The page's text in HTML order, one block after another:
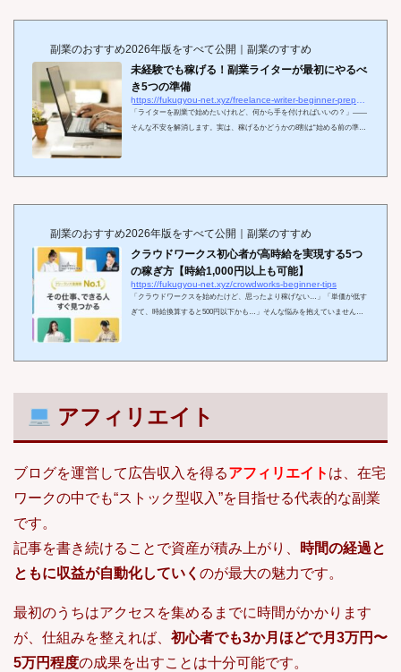
副業のおすすめ2026年版をすべて公開｜副業のすすめ
未経験でも稼げる！副業ライターが最初にやるべ
き5つの準備
「ライターを副業で始めたいけれど、何から手を付ければいいの？」——
そんな不安を解消します。実は、稼げるかどうかの8割は“始める前の準
定」と強みの棚卸しのコツ 実績ゼロでも信頼される「ポートフォリオ／見
副業のおすすめ2026年版をすべて公開｜副業のすすめ
クラウドワークス初心者が高時給を実現する5つ
の稼ぎ方【時給1,000円以上も可能】
https://fukugyou-net.xyz/crowdworks-beginner-tips
「クラウドワークスを始めたけど、思ったより稼げない…」「単価が低す
ぎて、時給換算すると500円以下かも…」そんな悩みを抱えていません
アフィリエイト
ブログを運営して広告収入を得るアフィリエイト は、在宅
ワークの中でも“ストック型収入”を目指せる代表的な副業
です。
記事を書き続けることで資産が積み上がり、
時間の経過と
ともに収益が自動化していく のが最大の魅力です。
最初のうちはアクセスを集めるまでに時間がかかります
が、仕組みを整えれば、 初心者でも3か月ほどで月3万円〜
5万円程度の成果を出すことは十分可能です。